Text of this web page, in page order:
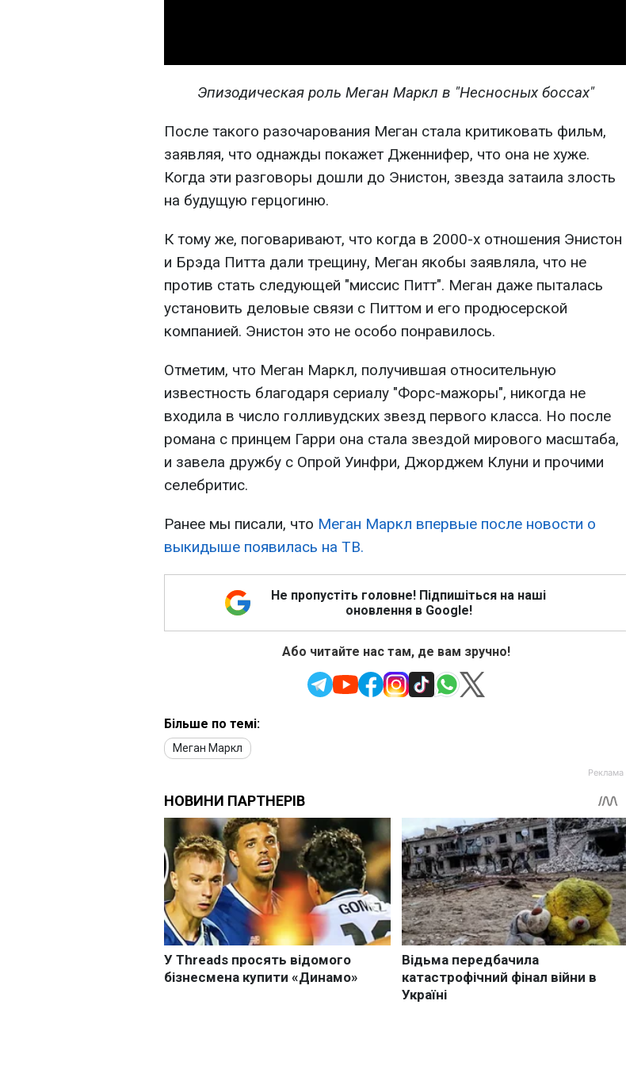
Эпизодическая роль Меган Маркл в "Несносных боссах"
После такого разочарования Меган стала критиковать фильм,
заявляя, что однажды покажет Дженнифер, что она не хуже.
Когда эти разговоры дошли до Энистон, звезда затаила злость
на будущую герцогиню.
К тому же, поговаривают, что когда в 2000-х отношения Энистон
и Брэда Питта дали трещину, Меган якобы заявляла, что не
против стать следующей "миссис Питт". Меган даже пыталась
установить деловые связи с Питтом и его продюсерской
компанией. Энистон это не особо понравилось.
Отметим, что Меган Маркл, получившая относительную
известность благодаря сериалу "Форс-мажоры", никогда не
входила в число голливудских звезд первого класса. Но после
романа с принцем Гарри она стала звездой мирового масштаба,
и завела дружбу с Опрой Уинфри, Джорджем Клуни и прочими
селебритис.
Ранее мы писали, что Меган Маркл впервые после новости о
выкидыше появилась на ТВ.
Не пропустіть головне! Підпишіться на наші
оновлення в Google!
Або читайте нас там, де вам зручно!
Більше по темі:
Меган Маркл